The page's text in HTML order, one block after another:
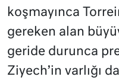
koşmayınca
gereken alan
geride durunca
Ziyech’in varlığı